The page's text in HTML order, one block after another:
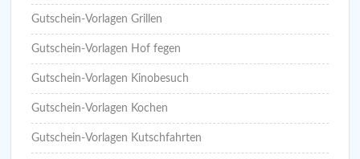
Gutschein-Vorlagen Grillen
Gutschein-Vorlagen Hof fegen
Gutschein-Vorlagen Kinobesuch
Gutschein-Vorlagen Kochen
Gutschein-Vorlagen Kutschfahrten